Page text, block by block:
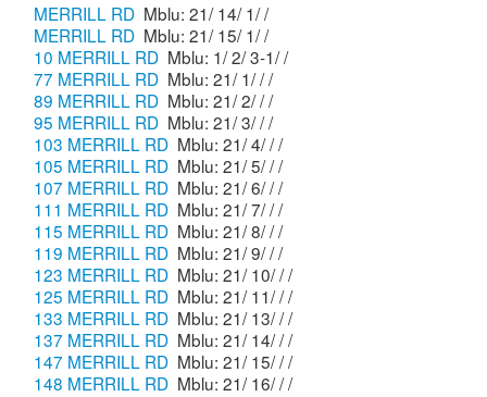
MERRILL RD
Mblu: 21/ 14/ 1/ /
MERRILL RD
Mblu: 21/ 15/ 1/ /
10 MERRILL RD
Mblu: 1/ 2/ 3-1/ /
77 MERRILL RD
Mblu: 21/ 1/ / /
89 MERRILL RD
Mblu: 21/ 2/ / /
95 MERRILL RD
Mblu: 21/ 3/ / /
103 MERRILL RD
Mblu: 21/ 4/ / /
105 MERRILL RD
Mblu: 21/ 5/ / /
107 MERRILL RD
Mblu: 21/ 6/ / /
111 MERRILL RD
Mblu: 21/ 7/ / /
115 MERRILL RD
Mblu: 21/ 8/ / /
119 MERRILL RD
Mblu: 21/ 9/ / /
123 MERRILL RD
Mblu: 21/ 10/ / /
125 MERRILL RD
Mblu: 21/ 11/ / /
133 MERRILL RD
Mblu: 21/ 13/ / /
137 MERRILL RD
Mblu: 21/ 14/ / /
147 MERRILL RD
Mblu: 21/ 15/ / /
148 MERRILL RD
Mblu: 21/ 16/ / /